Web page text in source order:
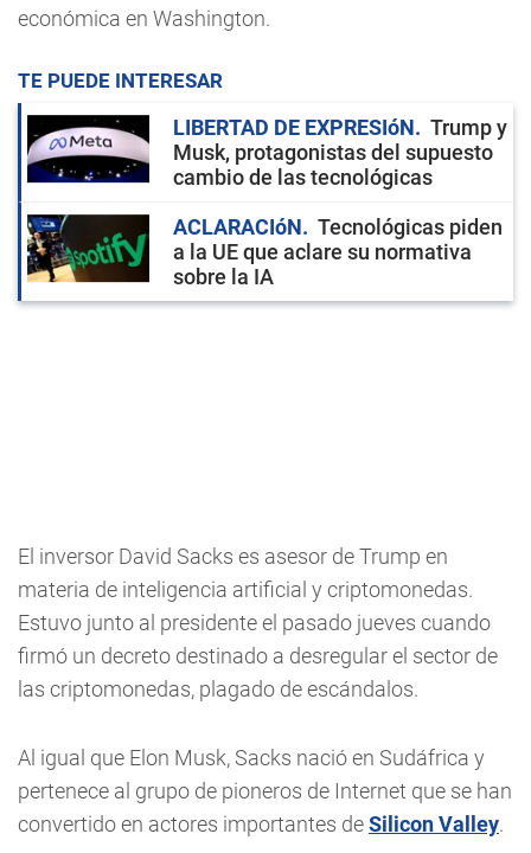
económica en Washington.
TE PUEDE INTERESAR
LIBERTAD DE EXPRESIóN
Trump y
Musk, protagonistas del supuesto
cambio de las tecnológicas
ACLARACIóN
Tecnológicas piden
a la UE que aclare su normativa
sobre la IA
El inversor David Sacks es asesor de Trump en
materia de inteligencia artificial y criptomonedas.
Estuvo junto al presidente el pasado jueves cuando
firmó un decreto destinado a desregular el sector de
las criptomonedas, plagado de escándalos.
Al igual que Elon Musk, Sacks nació en Sudáfrica y
pertenece al grupo de pioneros de Internet que se han
convertido en actores importantes deSilicon Valley.